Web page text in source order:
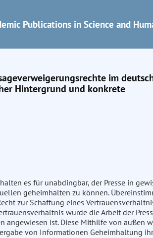
Publications in Science and
im
Hintergrund und konkrete
es für unabdingbar, der Presse in
geheimhalten zu können.
zur Schaffung eines
würde die Arbeit der
angewiesen ist. Diese Mithilfe von außen
von Informationen Geheimhaltung